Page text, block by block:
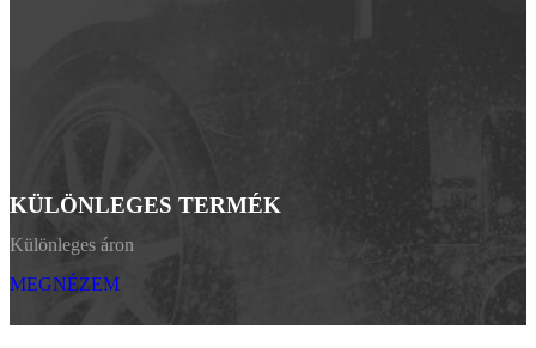
KÜLÖNLEGES TERMÉK
Különleges áron
MEGNÉZEM